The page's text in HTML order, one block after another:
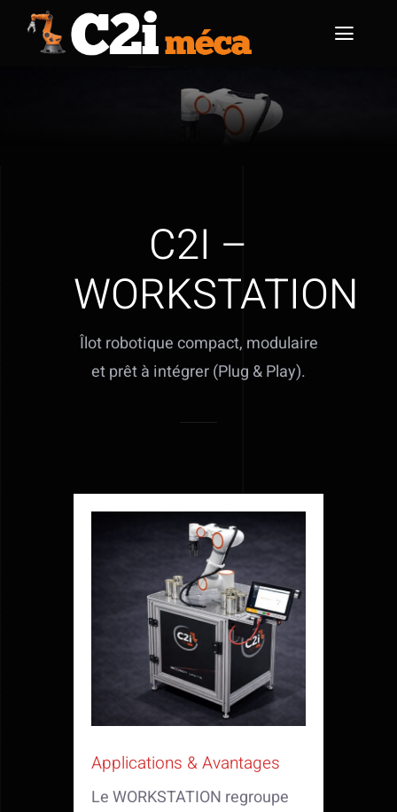
Passer
Partenaires
C2I –
WORKSTATION
Îlot robotique compact, modulaire
et prêt à intégrer (Plug & Play).
Applications & Avantages
Le WORKSTATION regroupe